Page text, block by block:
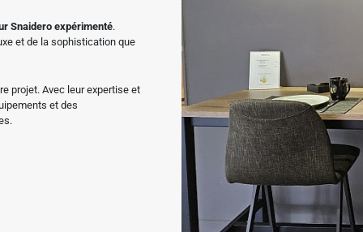
Snaidero expérimenté.
et de la sophistication que
projet. Avec leur expertise et
et des